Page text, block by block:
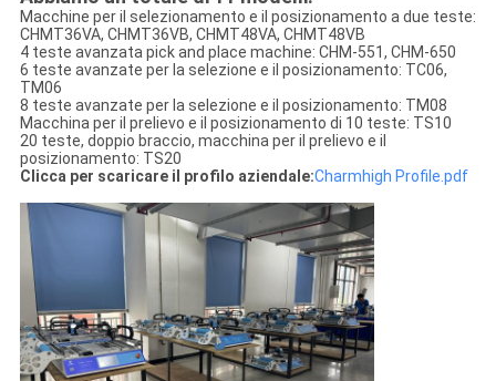
Macchine per il selezionamento e il posizionamento a due teste:
CHMT36VA, CHMT36VB, CHMT48VA, CHMT48VB
4 teste avanzata pick and place machine: CHM-551, CHM-650
6 teste avanzate per la selezione e il posizionamento: TC06,
TM06
8 teste avanzate per la selezione e il posizionamento: TM08
Macchina per il prelievo e il posizionamento di 10 teste: TS10
20 teste, doppio braccio, macchina per il prelievo e il
posizionamento: TS20
Clicca per scaricare il profilo aziendale:Charmhigh Profile.pdf